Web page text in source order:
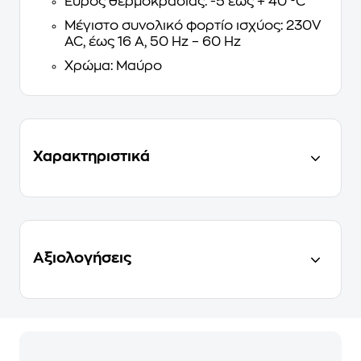
Μέγιστο συνολικό φορτίο ισχύος: 230V
AC, έως 16 A, 50 Hz – 60 Hz
Χρώμα: Μαύρο
Χαρακτηριστικά
Αξιολογήσεις